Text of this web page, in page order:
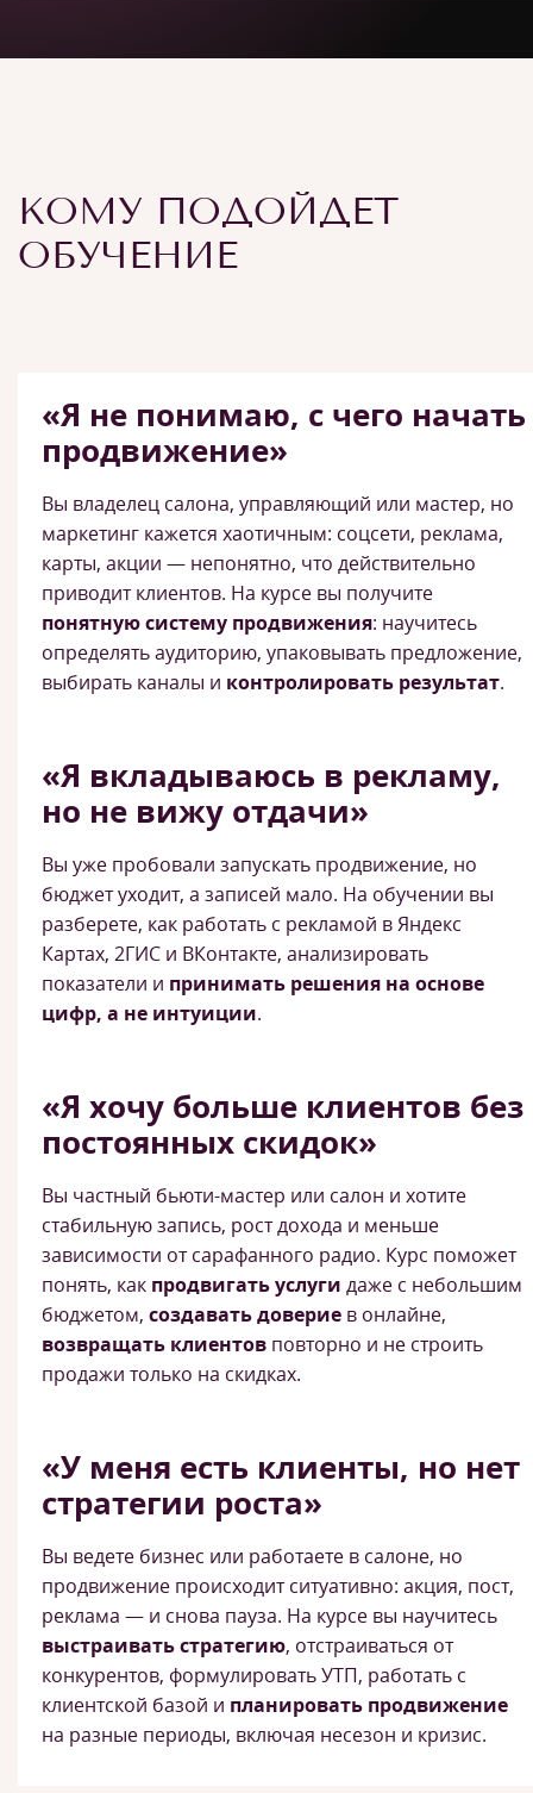
КОМУ ПОДОЙДЕТ
ОБУЧЕНИЕ
«Я не понимаю, с чего начать
продвижение»
Вы владелец салона, управляющий или мастер, но
маркетинг кажется хаотичным: соцсети, реклама,
карты, акции — непонятно, что действительно
приводит клиентов. На курсе вы получите
понятную систему продвижения: научитесь
определять аудиторию, упаковывать предложение,
выбирать каналы и контролировать результат.
«Я вкладываюсь в рекламу,
но не вижу отдачи»
Вы уже пробовали запускать продвижение, но
бюджет уходит, а записей мало. На обучении вы
разберете, как работать с рекламой в Яндекс
Картах, 2ГИС и ВКонтакте, анализировать
показатели и принимать решения на основе
цифр, а не интуиции.
«Я хочу больше клиентов без
постоянных скидок»
Вы частный бьюти-мастер или салон и хотите
стабильную запись, рост дохода и меньше
зависимости от сарафанного радио. Курс поможет
понять, как продвигать услуги даже с небольшим
бюджетом, создавать доверие в онлайне,
возвращать клиентов повторно и не строить
продажи только на скидках.
«У меня есть клиенты, но нет
стратегии роста»
Вы ведете бизнес или работаете в салоне, но
продвижение происходит ситуативно: акция, пост,
реклама — и снова пауза. На курсе вы научитесь
выстраивать стратегию, отстраиваться от
конкурентов, формулировать УТП, работать с
клиентской базой и планировать продвижение
на разные периоды, включая несезон и кризис.